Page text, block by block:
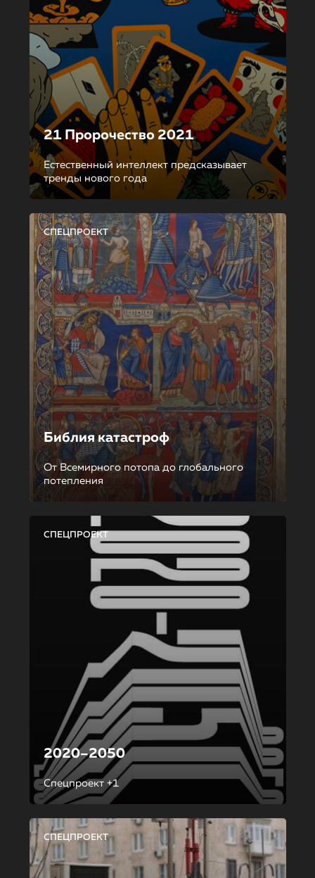
21 Пророчество 2021
Естественный интеллект предсказывает
тренды нового года
СПЕЦПРОЕКТ
Библия катастроф
От Всемирного потопа до глобального
потепления
СПЕЦПРОЕКТ
2020–2050
Спецпроект +1
СПЕЦПРОЕКТ